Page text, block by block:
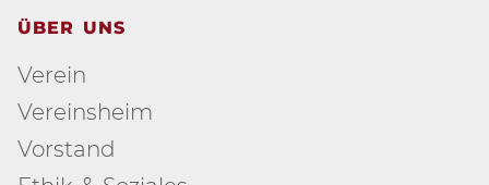
ÜBER UNS
Verein
Vereinsheim
Vorstand